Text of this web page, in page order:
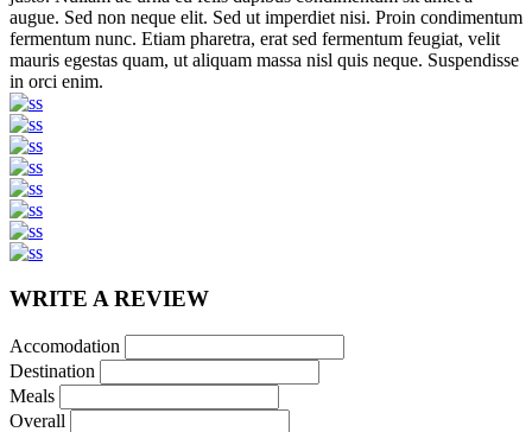
augue. Sed non neque elit. Sed ut imperdiet nisi. Proin condimentum
fermentum nunc. Etiam pharetra, erat sed fermentum feugiat, velit
mauris egestas quam, ut aliquam massa nisl quis neque. Suspendisse
in orci enim.
WRITE A REVIEW
Accomodation
Destination
Meals
Overall